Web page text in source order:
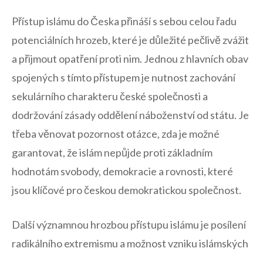
Přístup islámu do Česka přináší s ‌sebou celou řadu⁢
potenciálních hrozeb, které ⁤je důležité pečlivě zvážit
a přijmout opatření proti nim. Jednou z‍ hlavních obav⁤
spojených ⁢s tímto přístupem je nutnost ‍zachování
sekulárního charakteru české společnosti a
dodržování zásady oddělení náboženství od státu. ​Je
třeba věnovat pozornost otázce, zda⁢ je možné
garantovat, že islám nepůjde​ proti ⁢základním
⁤hodnotám svobody, demokracie a ‌rovnosti, které
jsou klíčové pro českou ⁢demokratickou společnost.
Další ⁤významnou ⁤hrozbou přístupu islámu​ je⁣ posílení
radikálního extremismu a⁣ možnost vzniku islámských